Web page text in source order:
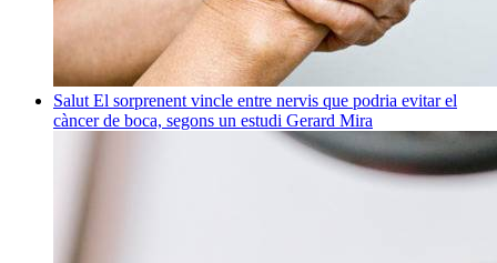
Salut El sorprenent vincle entre nervis que podria evitar el
càncer de boca, segons un estudi Gerard Mira